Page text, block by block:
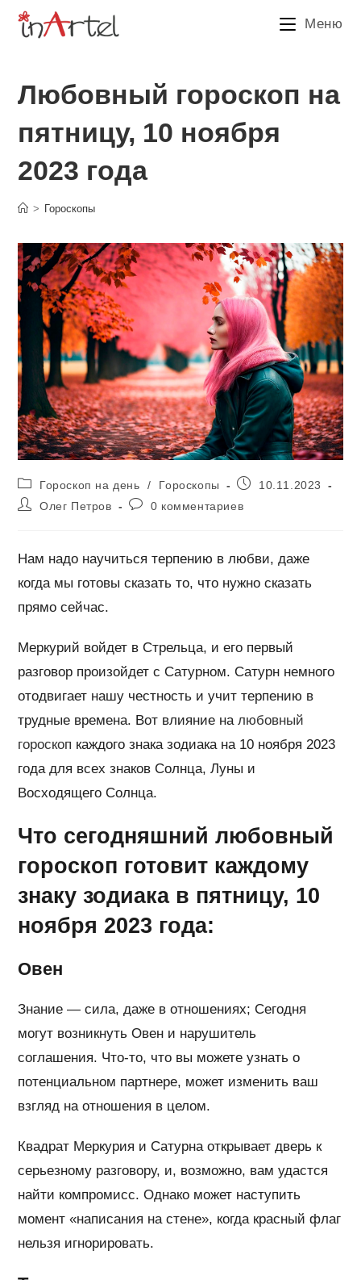
Перейти
Меню
Любовный гороскоп на
пятницу, 10 ноября
2023 года
> Гороскопы
Рубрика
записи:
Гороскоп на день / Гороскопы
Запись10.11.2023
АвторОлег Петров
Комментарии
0 комментариев
Нам надо научиться терпению в любви, даже
когда мы готовы сказать то, что нужно сказать
прямо сейчас.
Меркурий войдет в Стрельца, и его первый
разговор произойдет с Сатурном. Сатурн немного
отодвигает нашу честность и учит терпению в
трудные времена. Вот влияние налюбовный
гороскоп каждого знака зодиака на 10 ноября 2023
года для всех знаков Солнца, Луны и
Восходящего Солнца.
Что сегодняшний любовный
гороскоп готовит каждому
знаку зодиака в пятницу, 10
ноября 2023 года:
Овен
Знание — сила, даже в отношениях; Сегодня
могут возникнуть Овен и нарушитель
соглашения. Что-то, что вы можете узнать о
потенциальном партнере, может изменить ваш
взгляд на отношения в целом.
Квадрат Меркурия и Сатурна открывает дверь к
серьезному разговору, и, возможно, вам удастся
найти компромисс. Однако может наступить
момент «написания на стене», когда красный флаг
нельзя игнорировать.